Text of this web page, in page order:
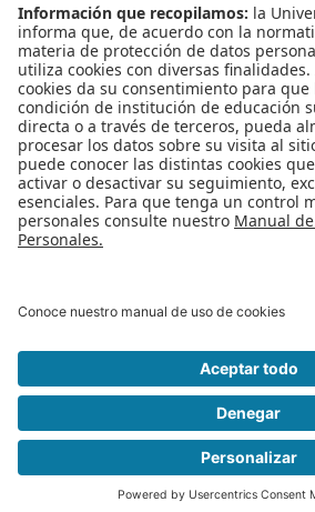
Tecnología.
Publicado en
Noticias
Etiquetado bajo
CBU MINE Información
Información siglo XXI